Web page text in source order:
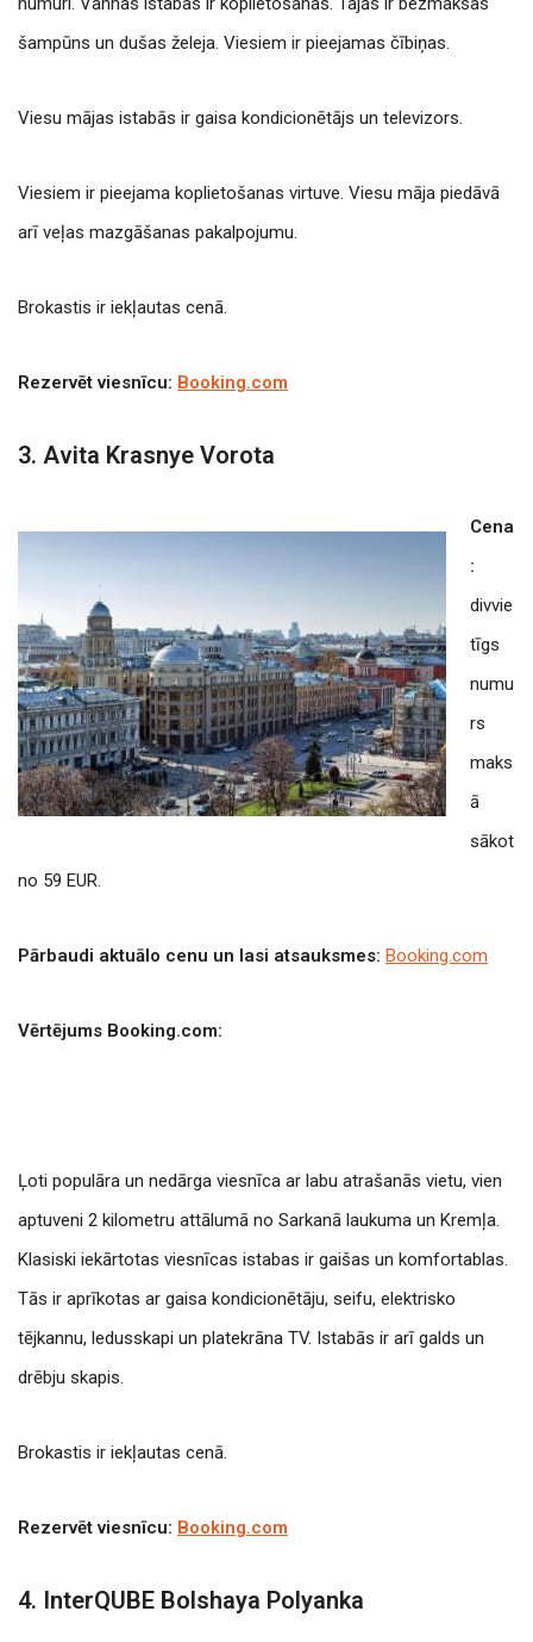
šampūns un dušas želeja. Viesiem ir pieejamas čībiņas.
Viesu mājas istabās ir gaisa kondicionētājs un televizors.
Viesiem ir pieejama koplietošanas virtuve. Viesu māja piedāvā
arī veļas mazgāšanas pakalpojumu.
Brokastis ir iekļautas cenā.
Rezervēt viesnīcu: Booking.com
3. Avita Krasnye Vorota
Cena
:
divvie
tīgs
numu
rs
maks
ā
sākot
no 59 EUR.
Pārbaudi aktuālo cenu un lasi atsauksmes: Booking.com
Vērtējums Booking.com:
Ļoti populāra un nedārga viesnīca ar labu atrašanās vietu, vien
aptuveni 2 kilometru attālumā no Sarkanā laukuma un Kremļa.
Klasiski iekārtotas viesnīcas istabas ir gaišas un komfortablas.
Tās ir aprīkotas ar gaisa kondicionētāju, seifu, elektrisko
tējkannu, ledusskapi un platekrāna TV. Istabās ir arī galds un
drēbju skapis.
Brokastis ir iekļautas cenā.
Rezervēt viesnīcu: Booking.com
4. InterQUBE Bolshaya Polyanka